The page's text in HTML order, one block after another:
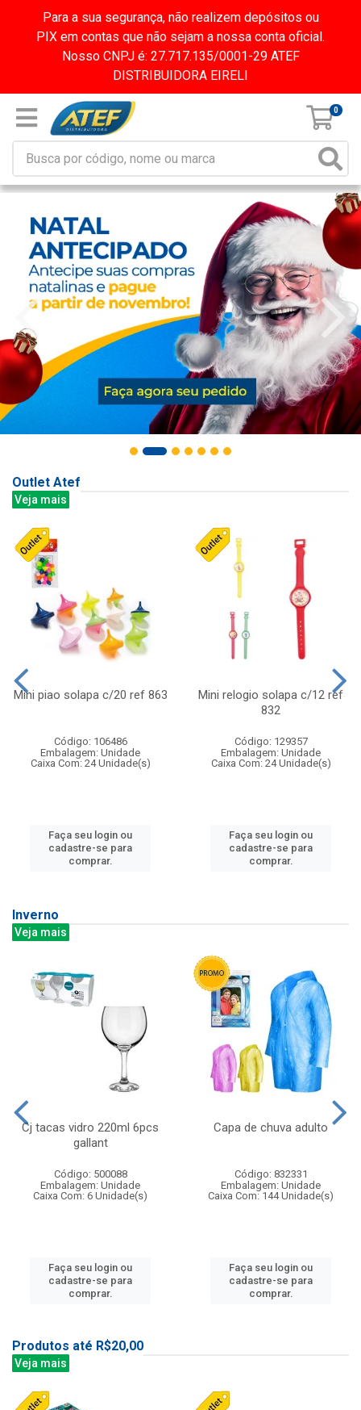
Para a sua segurança, não realizem depósitos ou
PIX em contas que não sejam a nossa conta oficial.
Nosso CNPJ é: 27.717.135/0001-29 ATEF
DISTRIBUIDORA EIRELI
0
Outlet Atef
Veja mais
Mini piao solapa c/20 ref 863
Código: 106486
Embalagem: Unidade
Caixa Com: 24 Unidade(s)
Faça seu login ou
cadastre-se para
comprar.
Mini relogio solapa c/12 ref
832
Código: 129357
Embalagem: Unidade
Caixa Com: 24 Unidade(s)
Faça seu login ou
cadastre-se para
comprar.
Inverno
Veja mais
Cj tacas vidro 220ml 6pcs
gallant
Código: 500088
Embalagem: Unidade
Caixa Com: 6 Unidade(s)
Faça seu login ou
cadastre-se para
comprar.
Capa de chuva adulto
Código: 832331
Embalagem: Unidade
Caixa Com: 144 Unidade(s)
Faça seu login ou
cadastre-se para
comprar.
Produtos até R$20,00
Veja mais